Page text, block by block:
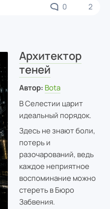
0 2
Архитектор
теней
Автор: Bota
В Селестии царит
идеальный порядок.
Здесь не знают боли,
потерь и
разочарований, ведь
каждое неприятное
воспоминание можно
стереть в Бюро
Забвения.